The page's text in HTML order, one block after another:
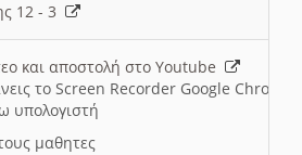
12 - 3
και αποστολή στο Youtube
το Screen Recorder Google Chrome
υπολογιστή
μαθητες